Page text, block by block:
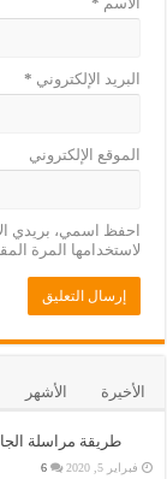
البريد الإلكتروني *
الموقع الإلكتروني
احفظ اسمي، بريدي
لاستخدامها المرة
الأخيرة الأشهر
طريقة مراسلة
فبراير 5, 2020 6